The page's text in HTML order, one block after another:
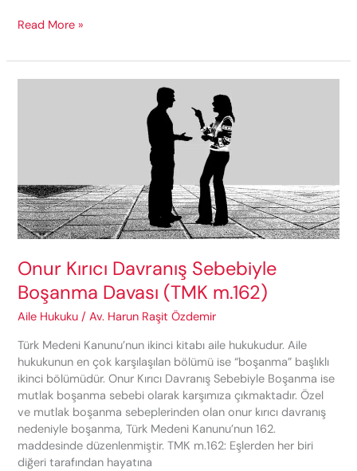
Küçük
Suç
Read More »
Onur Kırıcı Davranış Sebebiyle
Boşanma Davası (TMK m.162)
Aile Hukuku /Av. Harun Raşit Özdemir
Türk Medeni Kanunu’nun ikinci kitabı aile hukukudur. Aile
hukukunun en çok karşılaşılan bölümü ise “boşanma” başlıklı
ikinci bölümüdür. Onur Kırıcı Davranış Sebebiyle Boşanma ise
mutlak boşanma sebebi olarak karşımıza çıkmaktadır. Özel
ve mutlak boşanma sebeplerinden olan onur kırıcı davranış
nedeniyle boşanma, Türk Medeni Kanunu’nun 162.
maddesinde düzenlenmiştir. TMK m.162: Eşlerden her biri
diğeri tarafından hayatına